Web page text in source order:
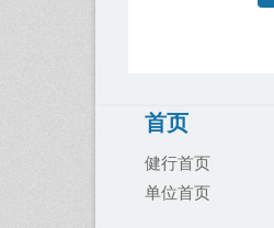
首页
健行首页
单位首页